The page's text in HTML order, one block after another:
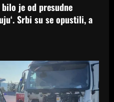
je od presudne
Srbi su se opustili, a